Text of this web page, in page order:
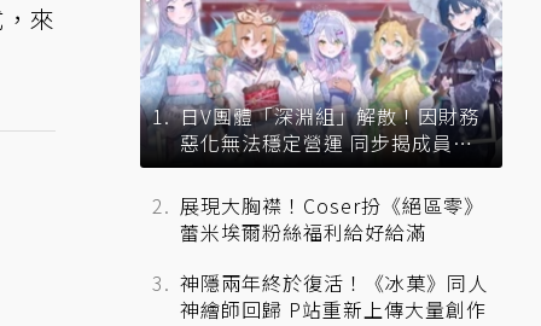
來
日V團體「深淵組」解散！因財務
惡化無法穩定營運 同步揭成員未
來去向
展現大胸襟！Coser扮《絕區零》
蕾米埃爾粉絲福利給好給滿
神隱兩年終於復活！《冰菓》同人
神繪師回歸 P站重新上傳大量創作